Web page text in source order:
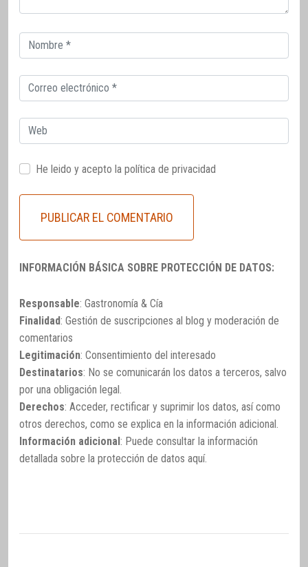
Correo
electrónico
Correo
electrónico
Web
He leido y acepto la política de privacidad
INFORMACIÓN BÁSICA SOBRE PROTECCIÓN DE DATOS:
Responsable: Gastronomía & Cía
Finalidad: Gestión de suscripciones al blog y moderación de
comentarios
Legitimación: Consentimiento del interesado
Destinatarios: No se comunicarán los datos a terceros, salvo
por una obligación legal.
Derechos: Acceder, rectificar y suprimir los datos, así como
otros derechos, como se explica en la información adicional.
Información adicional : Puede consultar la información
detallada sobre la protección de datos aquí.